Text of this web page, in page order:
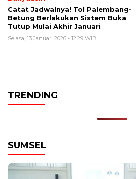
Catat Jadwalnya! Tol Palembang-
Betung Berlakukan Sistem Buka
Tutup Mulai Akhir Januari
Selasa, 13 Januari 2026 - 12:29 WIB
TRENDING
SUMSEL